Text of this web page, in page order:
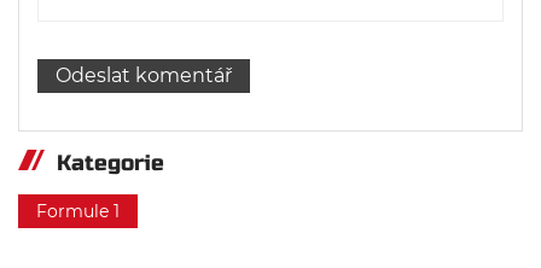
Kategorie
Formule 1